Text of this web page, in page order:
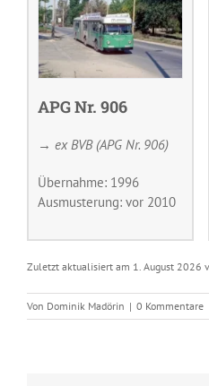
APG Nr. 906
→ ex BVB (APG Nr. 906)
Übernahme: 1996
Ausmusterung: vor 2010
Zuletzt aktualisiert am 1. August 2026
Von Dominik Madörin | 0 Kommentare